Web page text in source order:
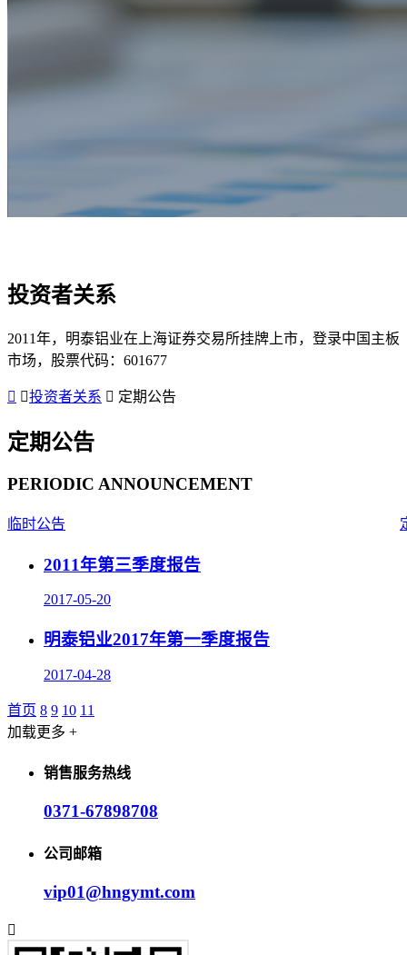
投资者关系
2011年，明泰铝业在上海证券交易所挂牌上市，登录中国主板
市场，股票代码：601677
投资者关系 定期公告
定期公告
PERIODIC ANNOUNCEMENT
临时公告
2011年第三季度报告
2017-05-20
明泰铝业2017年第一季度报告
2017-04-28
首页 8 9 10 11
加载更多 +
销售服务热线
0371-67898708
公司邮箱
vip01@hngymt.com